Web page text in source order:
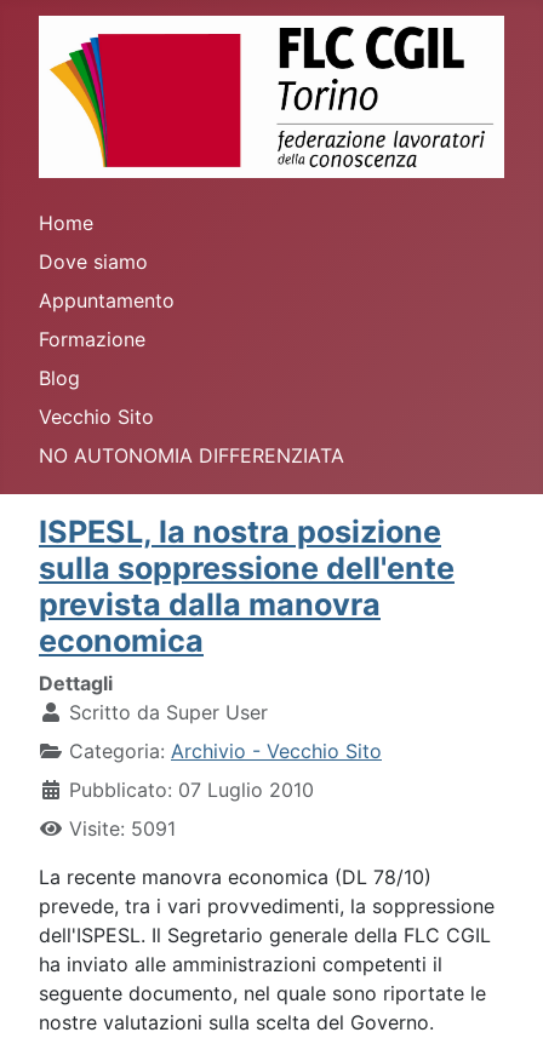
Home
Dove siamo
Appuntamento
Formazione
Blog
Vecchio Sito
NO AUTONOMIA DIFFERENZIATA
ISPESL, la nostra posizione
sulla soppressione dell'ente
prevista dalla manovra
economica
Dettagli
Scritto da Super User
Categoria: Archivio - Vecchio Sito
Pubblicato: 07 Luglio 2010
Visite: 5091
La recente manovra economica (DL 78/10)
prevede, tra i vari provvedimenti, la soppressione
dell'ISPESL. Il Segretario generale della FLC CGIL
ha inviato alle amministrazioni competenti il
seguente documento, nel quale sono riportate le
nostre valutazioni sulla scelta del Governo.